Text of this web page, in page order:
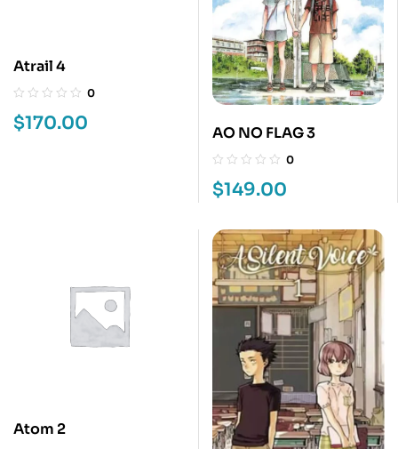
Atrail 4
0
$170.00 AO NO FLAG 3
0
$149.00
Atom 2